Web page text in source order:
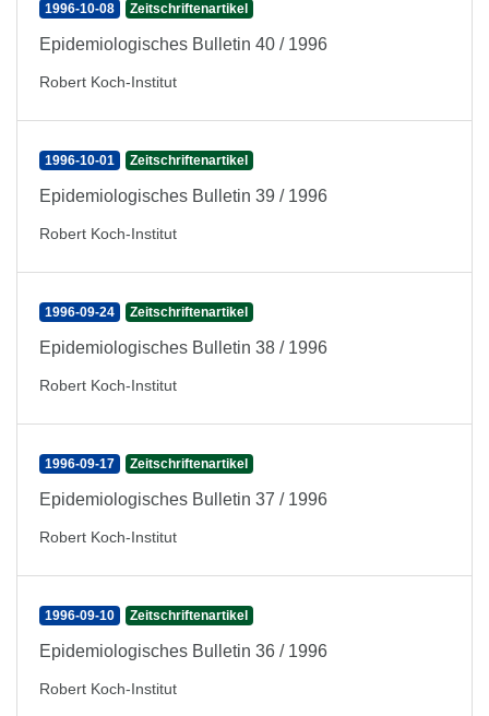
1996-10-08 Zeitschriftenartikel
Epidemiologisches Bulletin 40 / 1996
Robert Koch-Institut
1996-10-01 Zeitschriftenartikel
Epidemiologisches Bulletin 39 / 1996
Robert Koch-Institut
1996-09-24 Zeitschriftenartikel
Epidemiologisches Bulletin 38 / 1996
Robert Koch-Institut
1996-09-17 Zeitschriftenartikel
Epidemiologisches Bulletin 37 / 1996
Robert Koch-Institut
1996-09-10 Zeitschriftenartikel
Epidemiologisches Bulletin 36 / 1996
Robert Koch-Institut